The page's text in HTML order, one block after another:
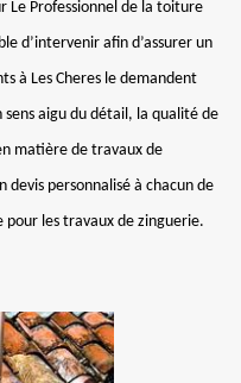
Le Professionnel de la toiture
d’intervenir afin d’assurer un
à Les Cheres le demandent
sens aigu du détail, la qualité de
matière de travaux de
personnalisé à chacun de
pour les travaux de zinguerie.